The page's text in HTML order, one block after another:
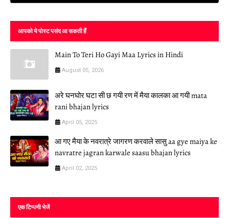
आपको ये पोस्ट पसंद आ सकती हैं
Main To Teri Ho Gayi Maa Lyrics in Hindi
August 05, 2026
अरे घनघोर घटा सी छ गयी रण में मैया कालका आ गयी mata
rani bhajan lyrics
April 05, 2025
आ गए मैया के नवरात्रे जागरण करवाले सासु aa gye maiya ke
navratre jagran karwale saasu bhajan lyrics
April 02, 2025
एक टिप्पणी भेजें